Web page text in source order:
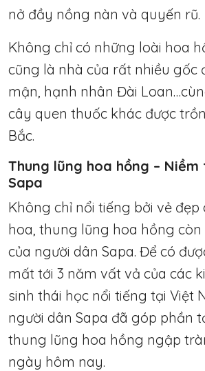
nở đầy nồng nàn và quyến rũ.
Không chỉ có những loài hoa
cũng là nhà của rất nhiều gốc
mận, hạnh nhân Đài
cây quen thuốc khác được
Bắc.
Thung lũng hoa hồng –
Sapa
Không chỉ nổi tiếng bởi vẻ đẹp
hoa, thung lũng hoa hồng
của người dân Sapa. Để có
mất tới 3 năm vất vả của các
sinh thái học nổi tiếng tại Việt
người dân Sapa đã góp phần
thung lũng hoa hồng ngập
ngày hôm nay.